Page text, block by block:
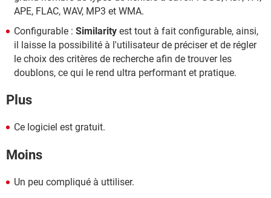
APE, FLAC, WAV, MP3 et WMA.
Configurable : Similarity est tout à fait configurable, ainsi,
il laisse la possibilité à l'utilisateur de préciser et de régler
le choix des critères de recherche afin de trouver les
doublons, ce qui le rend ultra performant et pratique.
Plus
Ce logiciel est gratuit.
Moins
Un peu compliqué à uttiliser.